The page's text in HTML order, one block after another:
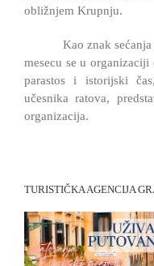
obližnjem Krupnju.
Kao znak sećanja na
mesecu se u
parastos i istorijski
učesnika ratova,
organizacija.
TURISTIČKA AGENCIJA